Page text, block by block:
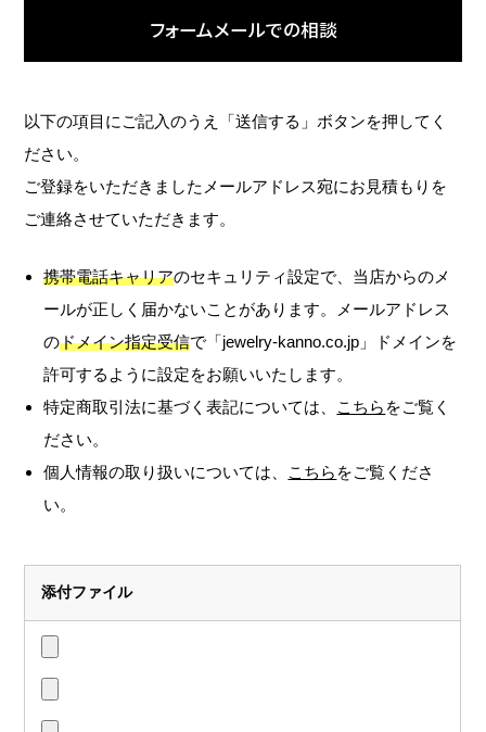
フォームメールでの相談
以下の項目にご記入のうえ「送信する」ボタンを押してく
ださい。
ご登録をいただきましたメールアドレス宛にお見積もりを
ご連絡させていただきます。
携帯電話キャリアのセキュリティ設定で、当店からのメ
ールが正しく届かないことがあります。メールアドレス
のドメイン指定受信で「jewelry-kanno.co.jp」ドメインを
許可するように設定をお願いいたします。
特定商取引法に基づく表記については、 こちら をご覧く
ださい。
個人情報の取り扱いについては、 こちら をご覧くださ
い。
添付ファイル